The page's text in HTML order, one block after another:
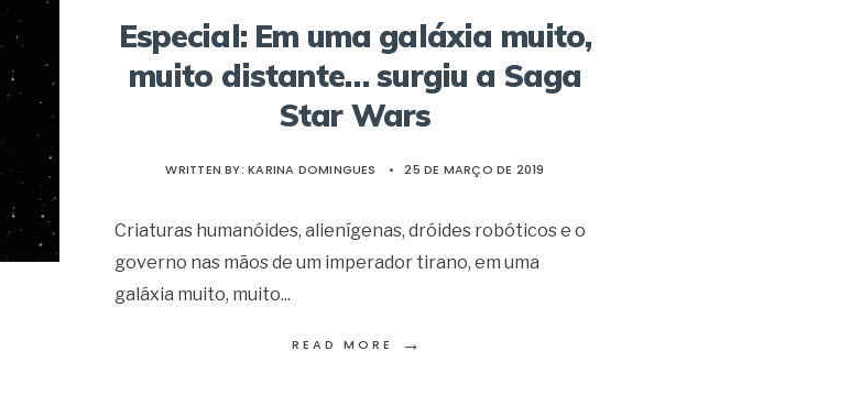
Especial: Em uma galáxia muito,
muito distante… surgiu a Saga
Star Wars
WRITTEN BY:KARINA DOMINGUES • 25 DE MARÇO DE 2019
Criaturas humanóides, alienígenas, dróides robóticos e o
governo nas mãos de um imperador tirano, em uma
galáxia muito, muito...
READ MORE →